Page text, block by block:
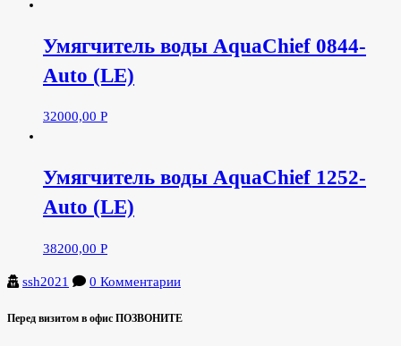
Умягчитель воды AquaChief 0844-
Auto (LE)
32000,00 Р
Умягчитель воды AquaChief 1252-
Auto (LE)
38200,00 Р
ssh2021 0 Комментарии
Перед визитом в офис ПОЗВОНИТЕ